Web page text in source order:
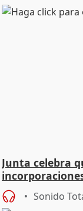
Junta celebra
jóvenes
Sonido